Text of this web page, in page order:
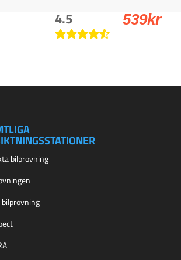
4.5 539kr
bilprovning
bilprovning